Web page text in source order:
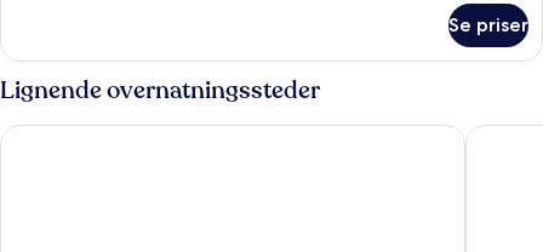
Twin
Room
Se priser
Lignende overnatningssteder
Hotel Degli Arcimboldi UNA